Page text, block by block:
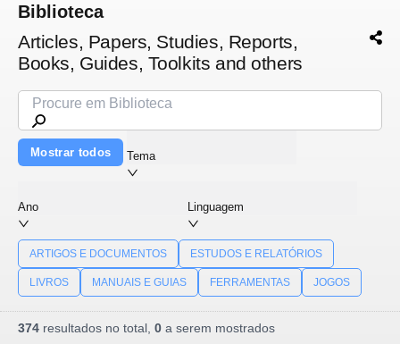
Biblioteca
Articles, Papers, Studies, Reports,
Books, Guides, Toolkits and others
Mostrar todos Tema
Ano Linguagem
ARTIGOS E DOCUMENTOS ESTUDOS E RELATÓRIOS
LIVROS MANUAIS E GUIAS FERRAMENTAS JOGOS
374 resultados no total, 0 a serem mostrados